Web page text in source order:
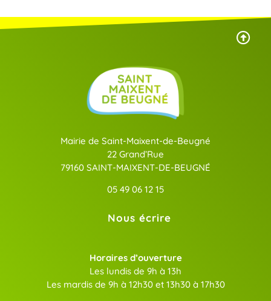
Mairie de Saint-Maixent-de-Beugné
22 Grand’Rue
79160 SAINT-MAIXENT-DE-BEUGNÉ
05 49 06 12 15
Nous écrire
Horaires d’ouverture
Les lundis de 9h à 13h
Les mardis de 9h à 12h30 et 13h30 à 17h30